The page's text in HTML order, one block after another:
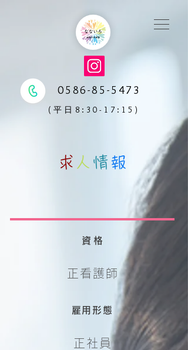
0586-85-5473
(平日8:30-17:15)
求 人 情 報
正看護師
資格
雇用形態
正社員